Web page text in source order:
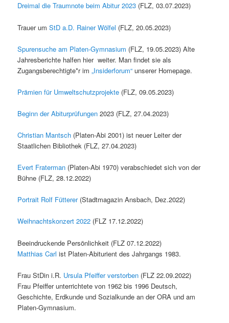
Dreimal die Traumnote beim Abitur 2023 (FLZ, 03.07.2023)
Trauer umStD a.D. Rainer Wölfel (FLZ, 20.05.2023)
Spurensuche am Platen-Gymnasium (FLZ, 19.05.2023) Alte
Jahresberichte halfen hier weiter. Man findet sie als
Zugangsberechtigte*r im„Insiderforum“ unserer Homepage.
Prämien für Umweltschutzprojekte (FLZ, 09.05.2023)
Beginn der Abiturprüfungen 2023 (FLZ, 27.04.2023)
Christian Mantsch (Platen-Abi 2001) ist neuer Leiter der
Staatlichen Bibliothek (FLZ, 27.04.2023)
Evert Fraterman (Platen-Abi 1970) verabschiedet sich von der
Bühne (FLZ, 28.12.2022)
Portrait Rolf Fütterer(Stadtmagazin Ansbach, Dez.2022)
Weihnachtskonzert 2022 (FLZ 17.12.2022)
Beeindruckende Persönlichkeit (FLZ 07.12.2022)
Matthias Carl ist Platen-Abiturient des Jahrgangs 1983.
Frau StDin i.R. Ursula Pfeiffer verstorben (FLZ 22.09.2022)
Frau Pfeiffer unterrichtete von 1962 bis 1996 Deutsch,
Geschichte, Erdkunde und Sozialkunde an der ORA und am
Platen-Gymnasium.